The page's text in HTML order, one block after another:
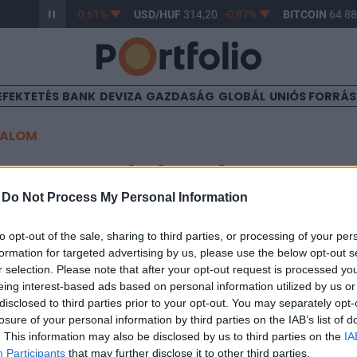
Do Not Process My Personal Information
opt-out of the sale, sharing to third parties, or processing of your
for targeted advertising by us, please use the below opt-out
selection. Please note that after your opt-out request is processed
interest-based ads based on personal information utilized by us
to third parties prior to your opt-out. You may separately
of your personal information by third parties on the IAB’s list of
This information may also be disclosed by us to third parties on the
Participants that may further disclose it to other third parties.
363,17 -0,61% USD/HUF314,20 -0,87% BITCOIN64
BANK DEVIZA GAZDASÁG GLOBÁL UNIÓS
az Erste leánycége a
tulajdonrészt szerzett a Portolió Kft. a
ra nőtt.